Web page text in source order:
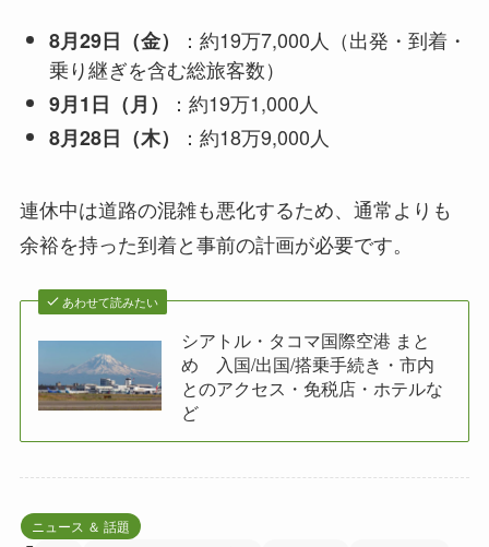
8月29日（金）
：約19万7,000人（出発・到着・
乗り継ぎを含む総旅客数）
9月1日（月）
：約19万1,000人
8月28日（木）
：約18万9,000人
連休中は道路の混雑も悪化するため、通常よりも
余裕を持った到着と事前の計画が必要です。
あわせて読みたい
シアトル・タコマ国際空港 まと
め 入国/出国/搭乗手続き・市内
とのアクセス・免税店・ホテルな
ど
ニュース ＆ 話題